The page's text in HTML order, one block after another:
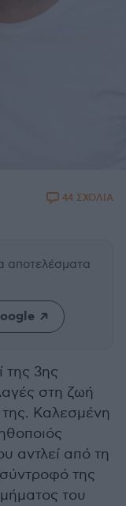
44 ΣΧΟΛΙΑ
αποτελέσματα
της 3ης
στη ζωή
Καλεσμένη
αντλεί από τη
της
του